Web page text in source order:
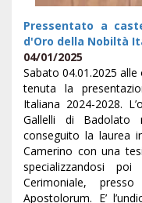
Pressentato a
d'Oro della Nobiltà
04/01/2025
Sabato 04.01.2025
tenuta la
Italiana 2024-2028.
Gallelli di Badolato
conseguito la laurea
Camerino con una
specializzandosi
Cerimoniale,
Apostolorum. E’